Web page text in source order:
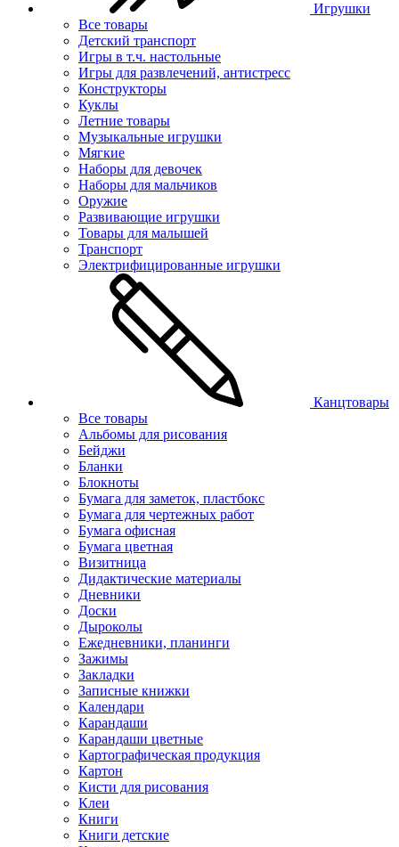
Игрушки
Все товары
Детский транспорт
Игры в т.ч. настольные
Игры для развлечений, антистресс
Конструкторы
Куклы
Летние товары
Музыкальные игрушки
Мягкие
Наборы для девочек
Наборы для мальчиков
Оружие
Развивающие игрушки
Товары для малышей
Транспорт
Электрифицированные игрушки
Канцтовары
Все товары
Альбомы для рисования
Бейджи
Бланки
Блокноты
Бумага для заметок, пластбокс
Бумага для чертежных работ
Бумага офисная
Бумага цветная
Визитница
Дидактические материалы
Дневники
Доски
Дыроколы
Ежедневники, планинги
Зажимы
Закладки
Записные книжки
Календари
Карандаши
Карандаши цветные
Картографическая продукция
Картон
Кисти для рисования
Клеи
Книги
Книги детские